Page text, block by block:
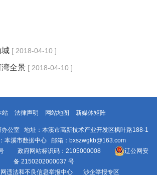
城 [ 2018-04-10 ]
全景 [ 2018-04-10 ]
站 法律声明 网站地图 新媒体矩阵
办公室 地址：本溪市高新技术产业开发区枫叶路188-1
本溪市数据中心 邮箱：bxszwgkb@163.com
政府网站标识码：2105000008
辽公网安
备 2150202000037 号
违法和不良信息举报中心
涉企举报专区